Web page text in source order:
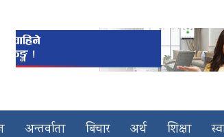
अन्तर्वाता बिचार अर्थ शिक्षा